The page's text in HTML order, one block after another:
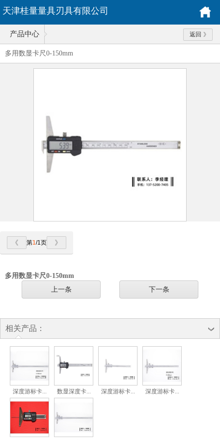
天津桂量量具刃具有限公司
产品中心 返回
多用数显卡尺0-150mm
第1/1页
多用数显卡尺0-150mm
上一条 下一条
相关产品：
深度游标卡... 数显深度卡... 深度游标卡... 深度游标卡...